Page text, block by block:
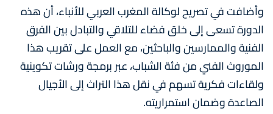
وأضافت في تصريح لوكالة المغرب العربي للأنباء، أن هذه
الدورة تسعى إلى خلق فضاء للتلاقي والتبادل بين الفرق
الفنية والممارسين والباحثين، مع العمل على تقريب هذا
الموروث الفني من فئة الشباب، عبر برمجة ورشات تكوينية
ولقاءات فكرية تسهم في نقل هذا التراث إلى الأجيال
الصاعدة وضمان استمراريته.